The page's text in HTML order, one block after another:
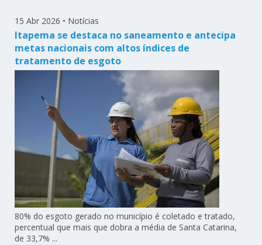
15 Abr 2026 • Notícias
Itapema se destaca no saneamento e antecipa
metas nacionais com altos índices de
tratamento de esgoto
80% do esgoto gerado no município é coletado e tratado,
percentual que mais que dobra a média de Santa Catarina,
de 33,7% ...